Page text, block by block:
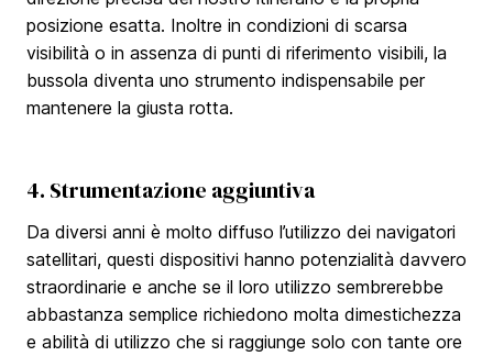
posizione esatta. Inoltre in condizioni di scarsa
visibilità o in assenza di punti di riferimento visibili, la
bussola diventa uno strumento indispensabile per
mantenere la giusta rotta.
4. Strumentazione aggiuntiva
Da diversi anni è molto diffuso l’utilizzo dei navigatori
satellitari, questi dispositivi hanno potenzialità davvero
straordinarie e anche se il loro utilizzo sembrerebbe
abbastanza semplice richiedono molta dimestichezza
e abilità di utilizzo che si raggiunge solo con tante ore